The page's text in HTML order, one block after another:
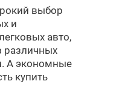
выбор
и
авто,
различных
А экономные
купить